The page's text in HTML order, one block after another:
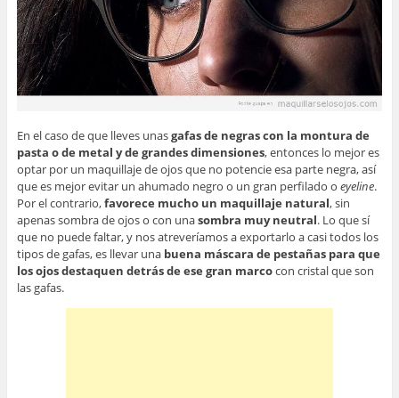
En el caso de que lleves unasgafas de negras con la montura de
pasta o de metal y de grandes dimensiones, entonces lo mejor es
optar por un maquillaje de ojos que no potencie esa parte negra, así
que es mejor evitar un ahumado negro o un gran perfilado o eyeline.
Por el contrario,favorece mucho un maquillaje natural, sin
apenas sombra de ojos o con unasombra muy neutral. Lo que sí
que no puede faltar, y nos atreveríamos a exportarlo a casi todos los
tipos de gafas, es llevar una buena máscara de pestañas para que
los ojos destaquen detrás de ese gran marcocon cristal que son
las gafas.